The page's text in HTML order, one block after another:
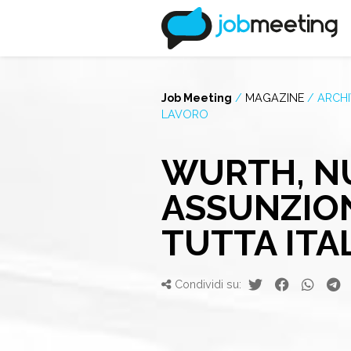
Job Meeting / MAGAZINE /
LAVORO
WURTH,
TUTTA
Condividi su: